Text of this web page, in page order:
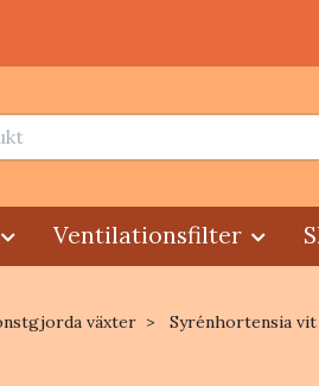
Ventilationsfilter
växter Syrénhortensia vit